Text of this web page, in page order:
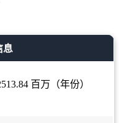
息
百万（年份）